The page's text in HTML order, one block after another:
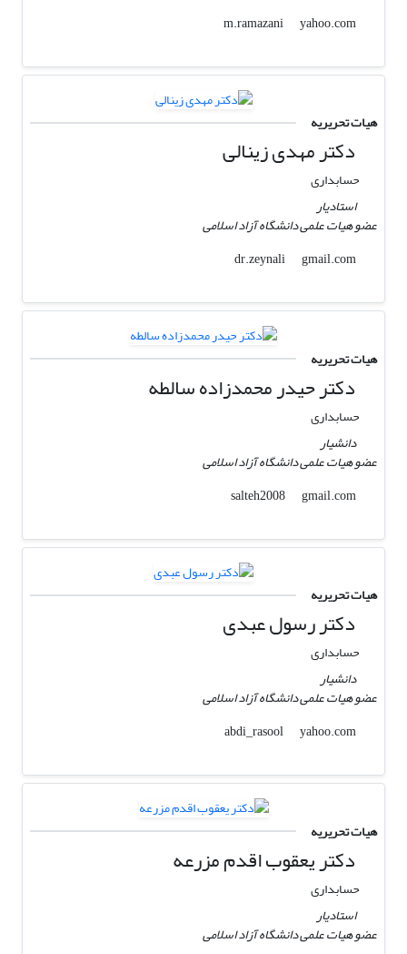
m.ramazani
yahoo.com
هیات تحریریه
دکتر مهدی زینالی
حسابداری
استادیار
عضو هیات علمی دانشگاه آزاد اسلامی
dr.zeynali
gmail.com
هیات تحریریه
دکتر حیدر محمدزاده سالطه
حسابداری
دانشیار
عضو هیات علمی دانشگاه آزاد اسلامی
salteh2008
gmail.com
هیات تحریریه
دکتر رسول عبدی
حسابداری
دانشیار
عضو هیات علمی دانشگاه آزاد اسلامی
abdi_rasool
yahoo.com
هیات تحریریه
دکتر یعقوب اقدم مزرعه
حسابداری
استادیار
عضو هیات علمی دانشگاه آزاد اسلامی